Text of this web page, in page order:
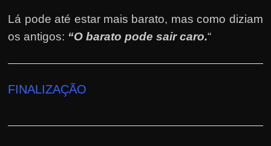
Lá pode até estar mais barato, mas como diziam
os antigos: “O barato pode sair caro.“
FINALIZAÇÃO